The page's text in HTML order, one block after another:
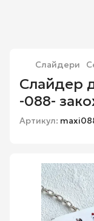
Слайдери
Слайдер
-088-
Артикул: